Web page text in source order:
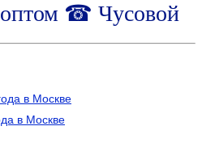
оптом ☎ Чусовой
в Москве